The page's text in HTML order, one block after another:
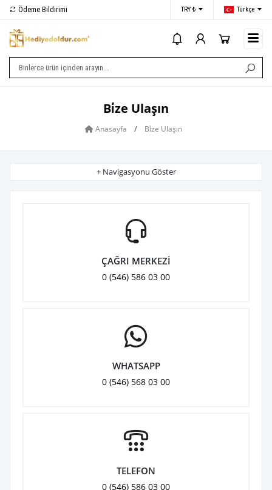
Ödeme Bildirimi TRY ₺ Türkçe
Bi̇ze Ulaşın
Anasayfa / Bi̇ze Ulaşın
+ Navigasyonu Göster
ÇAĞRI MERKEZİ
0 (546) 586 03 00
WHATSAPP
0 (546) 568 03 00
TELEFON
0 (546) 586 03 00